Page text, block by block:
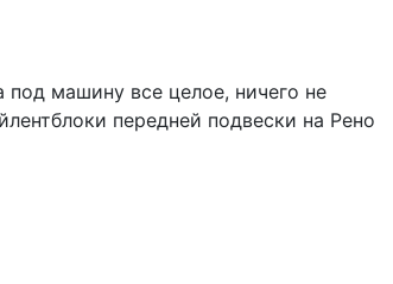
под машину все целое, ничего не
передней подвески на Рено